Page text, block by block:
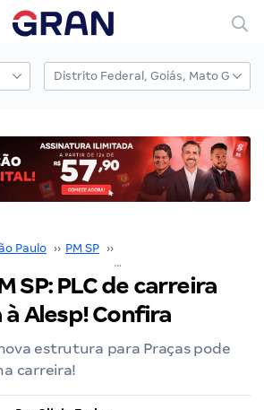
Paulo ›› PM SP ››
SP: PLC de carreira
à Alesp! Confira
estrutura para Praças pode
carreira!